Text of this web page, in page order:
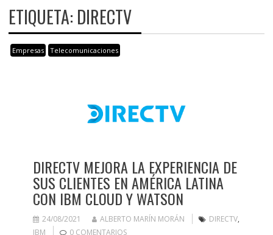
ETIQUETA: DIRECTV
Empresas Telecomunicaciones
DIRECTV MEJORA LA EXPERIENCIA DE
SUS CLIENTES EN AMÉRICA LATINA
CON IBM CLOUD Y WATSON
24/08/2021 ALBERTO MARÍN MORÁN DIRECTV,
IBM
0 COMENTARIOS